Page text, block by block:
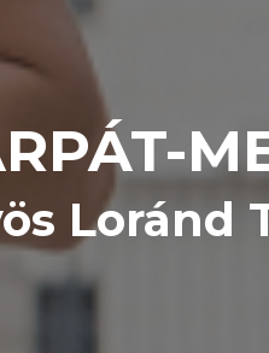
Loránd